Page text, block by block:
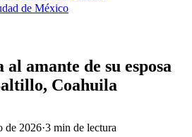
de México
amante de su esposa
Coahuila
de 2026·3 min de lectura